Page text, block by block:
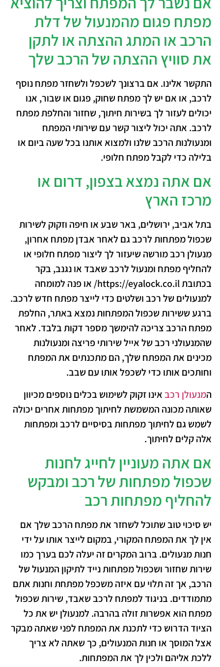
מפתח פגום מהמנעול של דלת
הרכב או המתג ההצתה או לתקן
את סוויץ ההצתה של הרכב שלך
התקשר אלינו. אם ברצונך לשכפל ולשחזר מפתח נוסף
לרכב, או אם יש לך מפתח שחוק, פגום או שבור, אנו
יכולים לעזור לך בשירות חיתוך, שחזור והחלפת מפתח
לרכב. אתה יכול ליצור קשר עם שירותי המפתח
ומנעולנות הרכב שלנו ולמצוא אותנו בכל שעה ביום או
בלילה כדי לקבל מפתח חלופי.
אם אתה נמצא בצפון, דרום או
מרכז הארץ
בתל אביב, ירושלים, באר שבע או חיפה וזקוק לשירות
שכפול מפתחות לרכב גם לאחר אבדן מפתח אחרון,
מנעולן רכב מורשה שיעזור לך ליצור מפתח חלופי או
להחליף מפתח ומנעול לרכב שאבד או נגנב, בקר
בכתובת https://eyalock.co.il/ או פנה למומחה
למנעולים של רכב ושלטים כדי לייצר מפתח חדש לרכב.
ברגע ששירות שכפול המפתחות נמצא באתר, החלפת
מפתח הרכב צריכה להימשך מספר דקות בלבד. לאחר
שהמנעולני רכב של אייל שירותי פריצה ומנעולנות
מכינים את המפתח שלך, הם מתכנתים את המפתח
וחותכים אותו כדי לשכפל אותו עם שבב.
המנעולן רכב אינו זקוק לשימוש בכלים נוספים מכיוון
שאותה מכונה המשמשת לחיתוך מפתחות אחרים יכולה
לשמש גם לחיתוך מפתחות בסיסיים לרכב ומפתחות
אלה קלים לחיתוך.
אם אתה מעוניין לחייג לחנות
שכפול מפתחות של רכב ומבקש
להחליף מפתחות רכב
יש סיכוי טוב שתוכל לשחזר את מפתח הרכב שלך אם
אין לך את המפתח המקורי, במקום לייצר אותו על ידי
חנות מנעולים. ברוב המקרים זה יעלה לכם בערך כמו
שירות שחזור ושכפול מפתחות נייד לתיקון המנעול של
הרכב, אך זה תלוי עם איזה משכפל מפתחת וחנות אתם
מתמודדים. בניגוד למפתח לרכב שאבד, שירות שכפול
מפתח הוא אפשרות זולה בהרבה. למנעולן יש את כל
הציוד הדרוש כדי לתכנת את המפתח לפני שאתה מבקר
אצל המוסך או חנות המנעולים, כך שאתה לא צריך
ללכת אליהם ולכין לך את המפתחות.